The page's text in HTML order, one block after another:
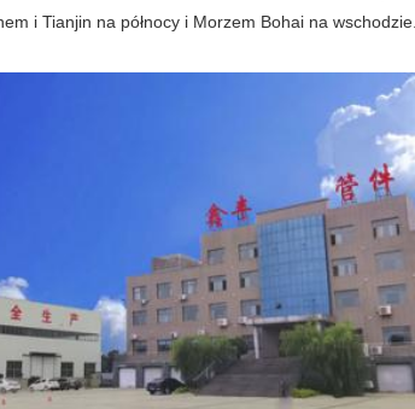
i Tianjin na północy i Morzem Bohai na wschodzie.